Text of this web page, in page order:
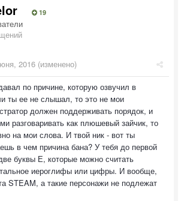
19
2016 (изменено)
по причине, которую озвучил в
ты ее не слышал, то это не мои
должен поддерживать порядок, и
разговаривать как плюшевый зайчик, то
на мои слова. И твой ник - вот ты
в чем причина бана? У тебя до первой
буквы Е, которые можно считать
иероглифы или цифры. И вообще,
STEAM, а такие персонажи не подлежат